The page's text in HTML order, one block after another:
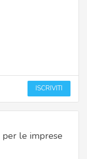
ISCRIVITI
per le imprese